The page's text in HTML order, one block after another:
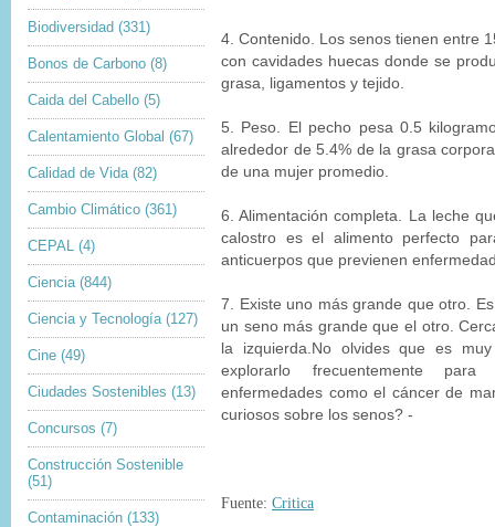
Biodiversidad (331)
Bonos de Carbono (8)
Caida del Cabello (5)
Calentamiento Global (67)
Calidad de Vida (82)
Cambio Climático (361)
CEPAL (4)
Ciencia (844)
Ciencia y Tecnología (127)
Cine (49)
Ciudades Sostenibles (13)
Concursos (7)
Construcción Sostenible
(51)
Contaminación (133)
4. Contenido. Los senos tienen entre
con cavidades huecas donde se
grasa, ligamentos y tejido.
5. Peso. El pecho pesa 0.5
alrededor de 5.4% de la grasa
de una mujer promedio.
6. Alimentación completa. La leche
calostro es el alimento perfecto
anticuerpos que previenen
7. Existe uno más grande que otro.
un seno más grande que el otro.
la izquierda.No olvides que es
explorarlo frecuentemente
enfermedades como el cáncer de
curiosos sobre los senos? -
Fuente: Critica